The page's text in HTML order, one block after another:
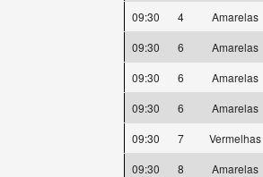
09:30
4 Amarelas
09:30
6 Amarelas
09:30
6 Amarelas
09:30
6 Amarelas
09:30
7 Vermelhas
09:30
8 Amarelas